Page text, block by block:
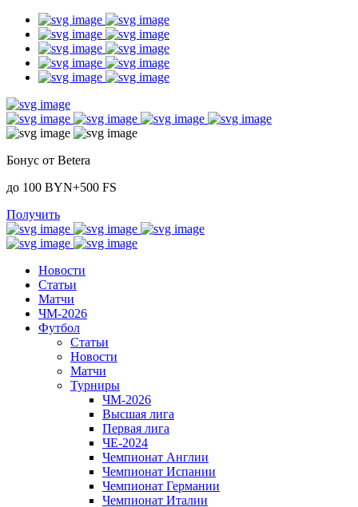
Бонус от Betera
до 100 BYN+500 FS
Получить
Новости
Статьи
Матчи
ЧМ-2026
Футбол
Статьи
Новости
Матчи
Турниры
ЧМ-2026
Высшая лига
Первая лига
ЧЕ-2024
Чемпионат Англии
Чемпионат Испании
Чемпионат Германии
Чемпионат Италии